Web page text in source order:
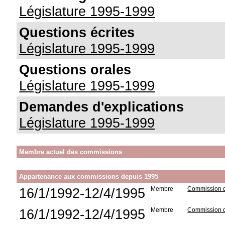
Législature 1995-1999
Questions écrites
Législature 1995-1999
Questions orales
Législature 1995-1999
Demandes d'explications
Législature 1995-1999
Membre actuel des commissions
Appartenance aux commissions depuis 1995
16/1/1992-12/4/1995 Membre Commission
16/1/1992-12/4/1995 Membre Commission